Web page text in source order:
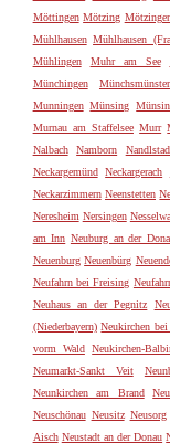
Möttingen Mötzing
Mühlhausen Mühlhausen
Mühlingen
Muhr am See
Münchingen
Münchsmünster
Munningen Münsing
Murnau am Staffelsee Murr
Nalbach
Namborn
Neckargemünd Neckargerach
Neckarzimmern Neenstetten
Neresheim Nersingen
am Inn Neuburg an der
Neuenburg Neuenbürg
Neufahrn bei Freising
Neuhaus an der Pegnitz
(Niederbayern) Neukirchen bei
vorm Wald Neukirchen-
Neumarkt-Sankt Veit
Neunkirchen am Brand
Neuschönau Neusitz Neusorg
Aisch Neustadt an der Donau